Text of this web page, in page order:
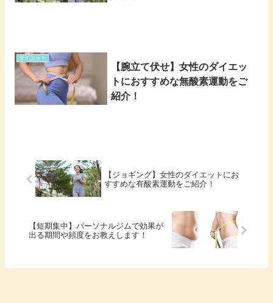
ダイエット
【腕立て伏せ】女性のダイエッ
トにおすすめな無酸素運動をご
紹介！
【ジョギング】女性のダイエットにお
すすめな有酸素運動をご紹介！
【短期集中】パーソナルジムで効果が
出る期間や頻度をお教えします！